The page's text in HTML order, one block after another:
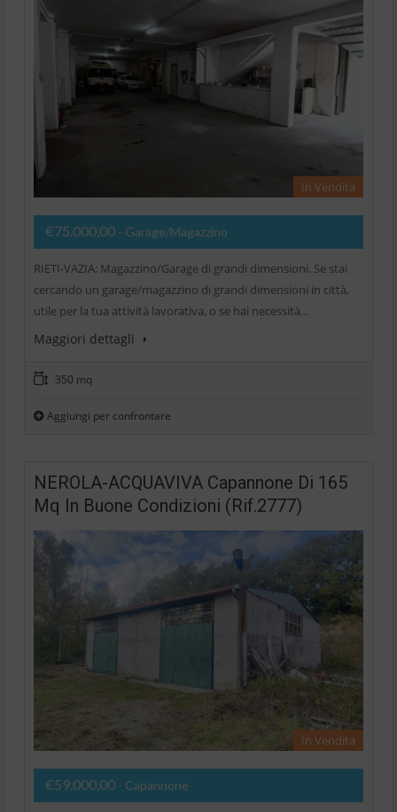
In Vendita
€75.000,00 - Garage/Magazzino
RIETI-VAZIA: Magazzino/Garage di grandi dimensioni. Se stai
cercando un garage/magazzino di grandi dimensioni in città,
utile per la tua attività lavorativa, o se hai necessità…
Maggiori dettagli
350 mq
Aggiungi per confrontare
NEROLA-ACQUAVIVA Capannone Di 165
Mq In Buone Condizioni (Rif.2777)
In Vendita
€59.000,00 - Capannone